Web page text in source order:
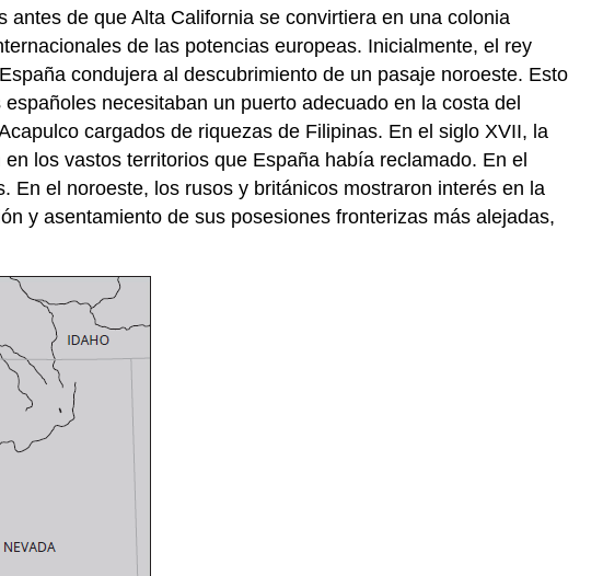
de que Alta California se convirtiera en una colonia
de las potencias europeas. Inicialmente, el rey
condujera al descubrimiento de un pasaje noroeste. Esto
necesitaban un puerto adecuado en la costa del
cargados de riquezas de Filipinas. En el siglo XVII, la
los vastos territorios que España había reclamado. En el
En el noroeste, los rusos y británicos mostraron interés en la
y asentamiento de sus posesiones fronterizas más alejadas,